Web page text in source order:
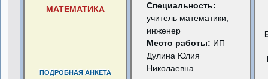
МАТЕМАТИКА
ПОДРОБНАЯ АНКЕТА
Специальность:
учитель математики,
инженер
Место работы: ИП
Дулина Юлия
Николаевна